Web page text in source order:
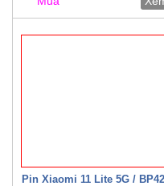
Pin Xiaomi 11 Lite 5G /